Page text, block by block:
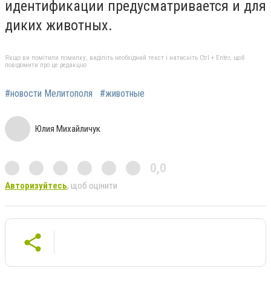
идентификации предусматривается и для
диких животных.
Якщо ви помітили помилку, виділіть необхідний текст і натисніть Ctrl + Enter, щоб
повідомити про це редакцію
#новости Мелитополя #животные
Юлия Михайличук
0,0
Авторизуйтесь, щоб оцінити